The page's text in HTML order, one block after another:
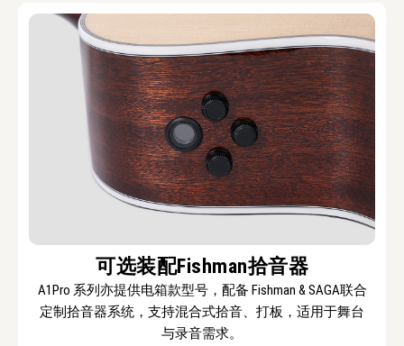
可选装配Fishman拾音器
A1Pro 系列亦提供电箱款型号，配备 Fishman & SAGA联合
定制拾音器系统，支持混合式拾音、打板，适用于舞台
与录音需求。